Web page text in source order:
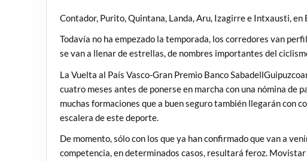
Contador, Purito, Quintana, Landa, Aru, Izagirre e Intxausti, en
Todavía no ha empezado la temporada, los corredores van
se van a llenar de estrellas, de nombres importantes del
La Vuelta al País Vasco-Gran Premio Banco
cuatro meses antes de ponerse en marcha con una nómina de
muchas formaciones que a buen seguro también llegarán con
escalera de este deporte.
De momento, sólo con los que ya han confirmado que van a
competencia, en determinados casos, resultará feroz.